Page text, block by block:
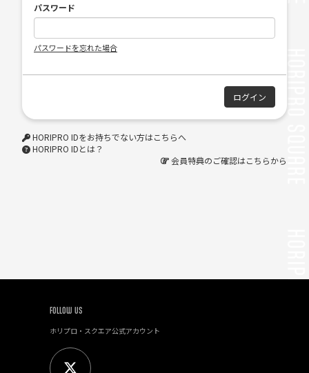
パスワード
パスワードを忘れた場合
HORIPRO IDをお持ちでない方はこちらへ
HORIPRO IDとは？
会員特典のご確認はこちらから
FOLLOW US
ホリプロ・スクエア公式アカウント